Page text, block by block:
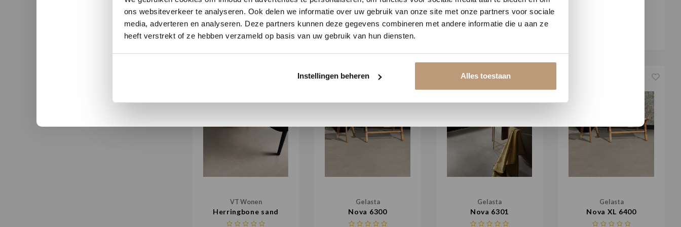
Vraag snel een offerte aan en bespaar direct.
Bekijk plak PVC vloeren
ons websiteverkeer te analyseren. Ook delen we informatie over uw gebruik van onze site met onze partners voor sociale
media, adverteren en analyseren. Deze partners kunnen deze gegevens combineren met andere informatie die u aan ze
heeft verstrekt of ze hebben verzameld op basis van uw gebruik van hun diensten.
Instellingen beheren Alles toestaan
Gelasta
Flash 2202
Gelasta Gelasta
Fusion 1701
VT Wonen
Herringbone sand
Gelasta
Nova 6300
Gelasta
Nova 6301
Gelasta
Nova XL 6400